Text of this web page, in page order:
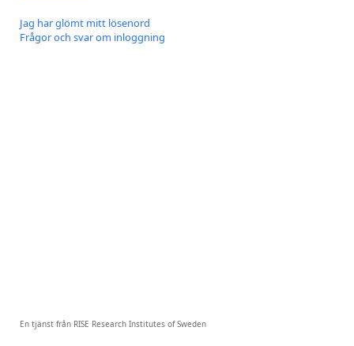
Jag har glömt mitt lösenord
Frågor och svar om inloggning
En tjänst från RISE Research Institutes of Sweden